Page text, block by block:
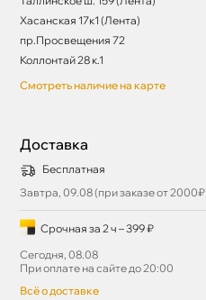
Хасанская 17к1 (Лента)
пр.Просвещения 72
Коллонтай 28 к.1
Смотреть наличие на карте
Доставка
Бесплатная
Завтра, 09.08 (при заказе от
Срочная за 2 ч – 399 ₽
Сегодня, 08.08
При оплате на сайте до 20:00
сё о доставке